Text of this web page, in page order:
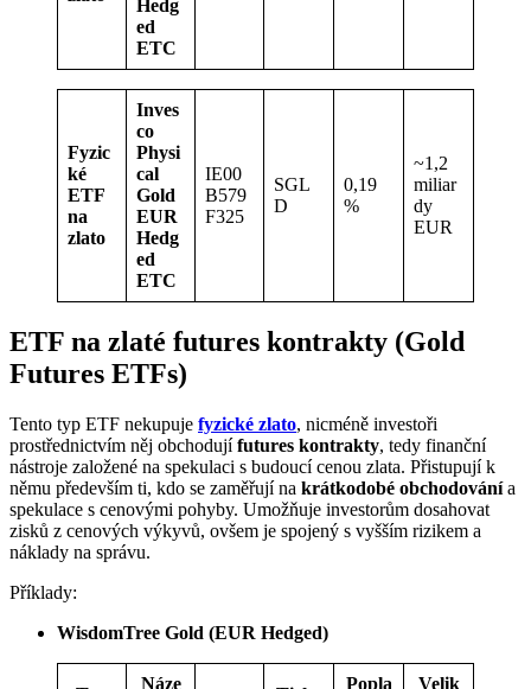
Hedg
ed
ETC
Fyzic
ké
ETF
na
zlato
Inves
co
Physi
cal
Gold
EUR
Hedg
ed
ETC
IE00
B579
F325
SGL
D
0,19
%
~1,2
miliar
dy
EUR
ETF na zlaté futures kontrakty (Gold
Futures ETFs)
Tento typ ETF nekupuje fyzické zlato, nicméně investoři
prostřednictvím něj obchodujífutures kontrakty, tedy finanční
nástroje založené na spekulaci s budoucí cenou zlata. Přistupují k
němu především ti, kdo se zaměřují na krátkodobé obchodovánía
spekulace s cenovými pohyby. Umožňuje investorům dosahovat
zisků z cenových výkyvů, ovšem je spojený s vyšším rizikem a
náklady na správu.
Příklady:
WisdomTree Gold (EUR Hedged)
Náze Popla Velik